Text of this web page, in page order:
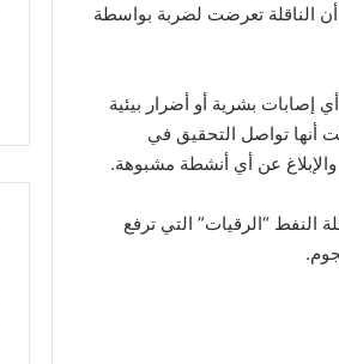
أن الناقلة تعرضت لضربة بواسطة
إصابات بشرية أو أضرار بيئية
أنها تواصل التحقيق في
عن أي أنشطة مشبوهة.
النفط “الرقيات” التي ترفع